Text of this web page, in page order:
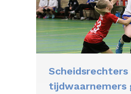
Scheidsrechters
tijdwaarnemers